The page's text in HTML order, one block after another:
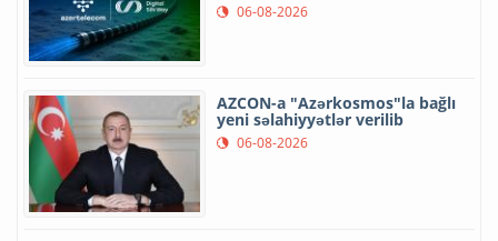
06-08-2026
AZCON-a "Azərkosmos"la bağlı
yeni səlahiyyətlər verilib
06-08-2026